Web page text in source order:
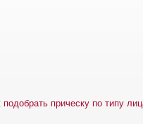
подобрать прическу по типу